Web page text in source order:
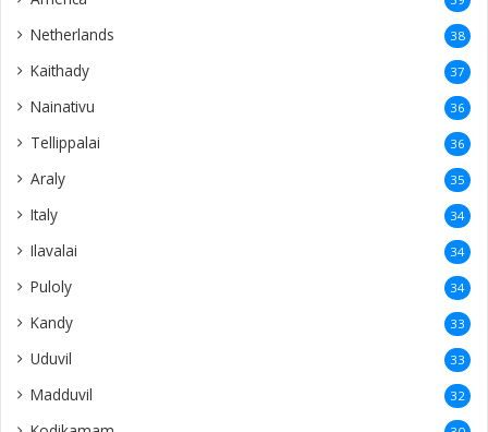
Netherlands 38
Kaithady 37
Nainativu 36
Tellippalai 36
Araly 35
Italy 34
Ilavalai 34
Puloly 34
Kandy 33
Uduvil 33
Madduvil 32